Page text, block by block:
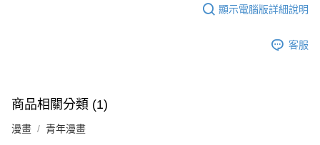
顯示電腦版詳細說明
客服
商品相關分類 (1)
漫畫 青年漫畫